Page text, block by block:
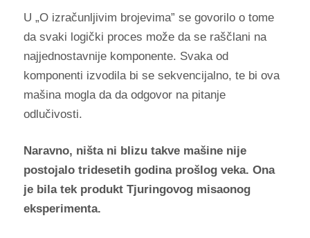
U „O izračunljivim brojevima” se govorilo o tome
da svaki logički proces može da se raščlani na
najjednostavnije komponente. Svaka od
komponenti izvodila bi se sekvencijalno, te bi ova
mašina mogla da da odgovor na pitanje
odlučivosti.
Naravno, ništa ni blizu takve mašine nije
postojalo tridesetih godina prošlog veka. Ona
je bila tek produkt Tjuringovog misaonog
eksperimenta.